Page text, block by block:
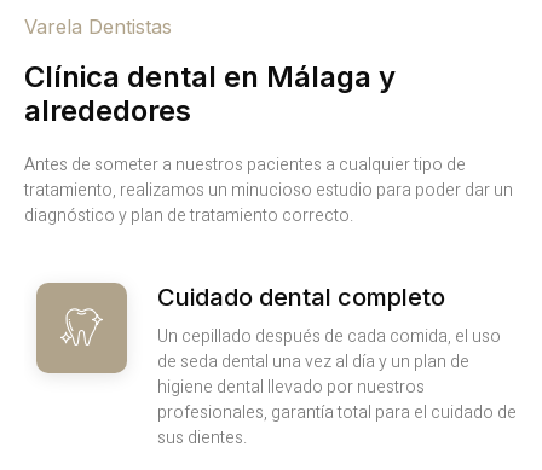
Varela Dentistas
Clínica dental en Málaga y
alrededores
Antes de someter a nuestros pacientes a cualquier tipo de
tratamiento, realizamos un minucioso estudio para poder dar un
diagnóstico y plan de tratamiento correcto.
Cuidado dental completo
Un cepillado después de cada comida, el uso
de seda dental una vez al día y un plan de
higiene dental llevado por nuestros
profesionales, garantía total para el cuidado de
sus dientes.